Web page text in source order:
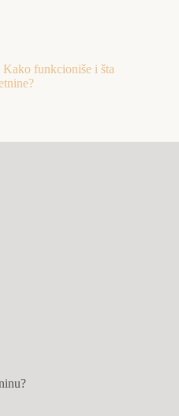
funkcioniše i šta